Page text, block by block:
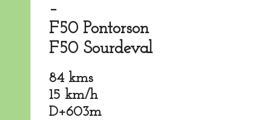
–
F50 Pontorson
F50 Sourdeval
84 kms
15 km/h
D+603m